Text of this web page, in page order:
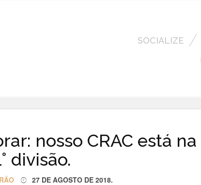
SOCIALIZE
nosso CRAC está na
divisão.
27 DE AGOSTO DE 2018.